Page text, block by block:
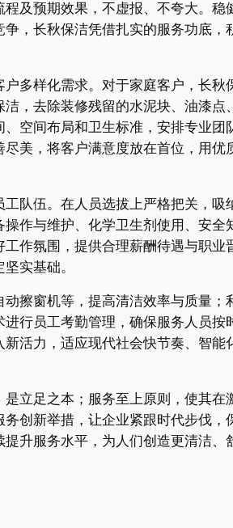
及预期效果，不虚报、不夸大。稳
，长秋保洁凭借扎实的服务功底，
多样化需求。对于家庭客户，长秋
，去除装修残留的水泥块、油漆点
空间布局和卫生标准，安排专业团
美，将客户满意度放在首位，用优
队伍。在人员选拔上严格把关，吸
作与维护、化学卫生剂使用、安全
作氛围，提供合理薪酬待遇与职业
实基础。
擦窗机等，提高清洁效率与质量；
行员工考勤管理，确保服务人员按
活力，适应现代社会快节奏、智能
立足之本；服务至上原则，使其在
创新举措，让企业紧跟时代步伐，
升服务水平，为人们创造更清洁、